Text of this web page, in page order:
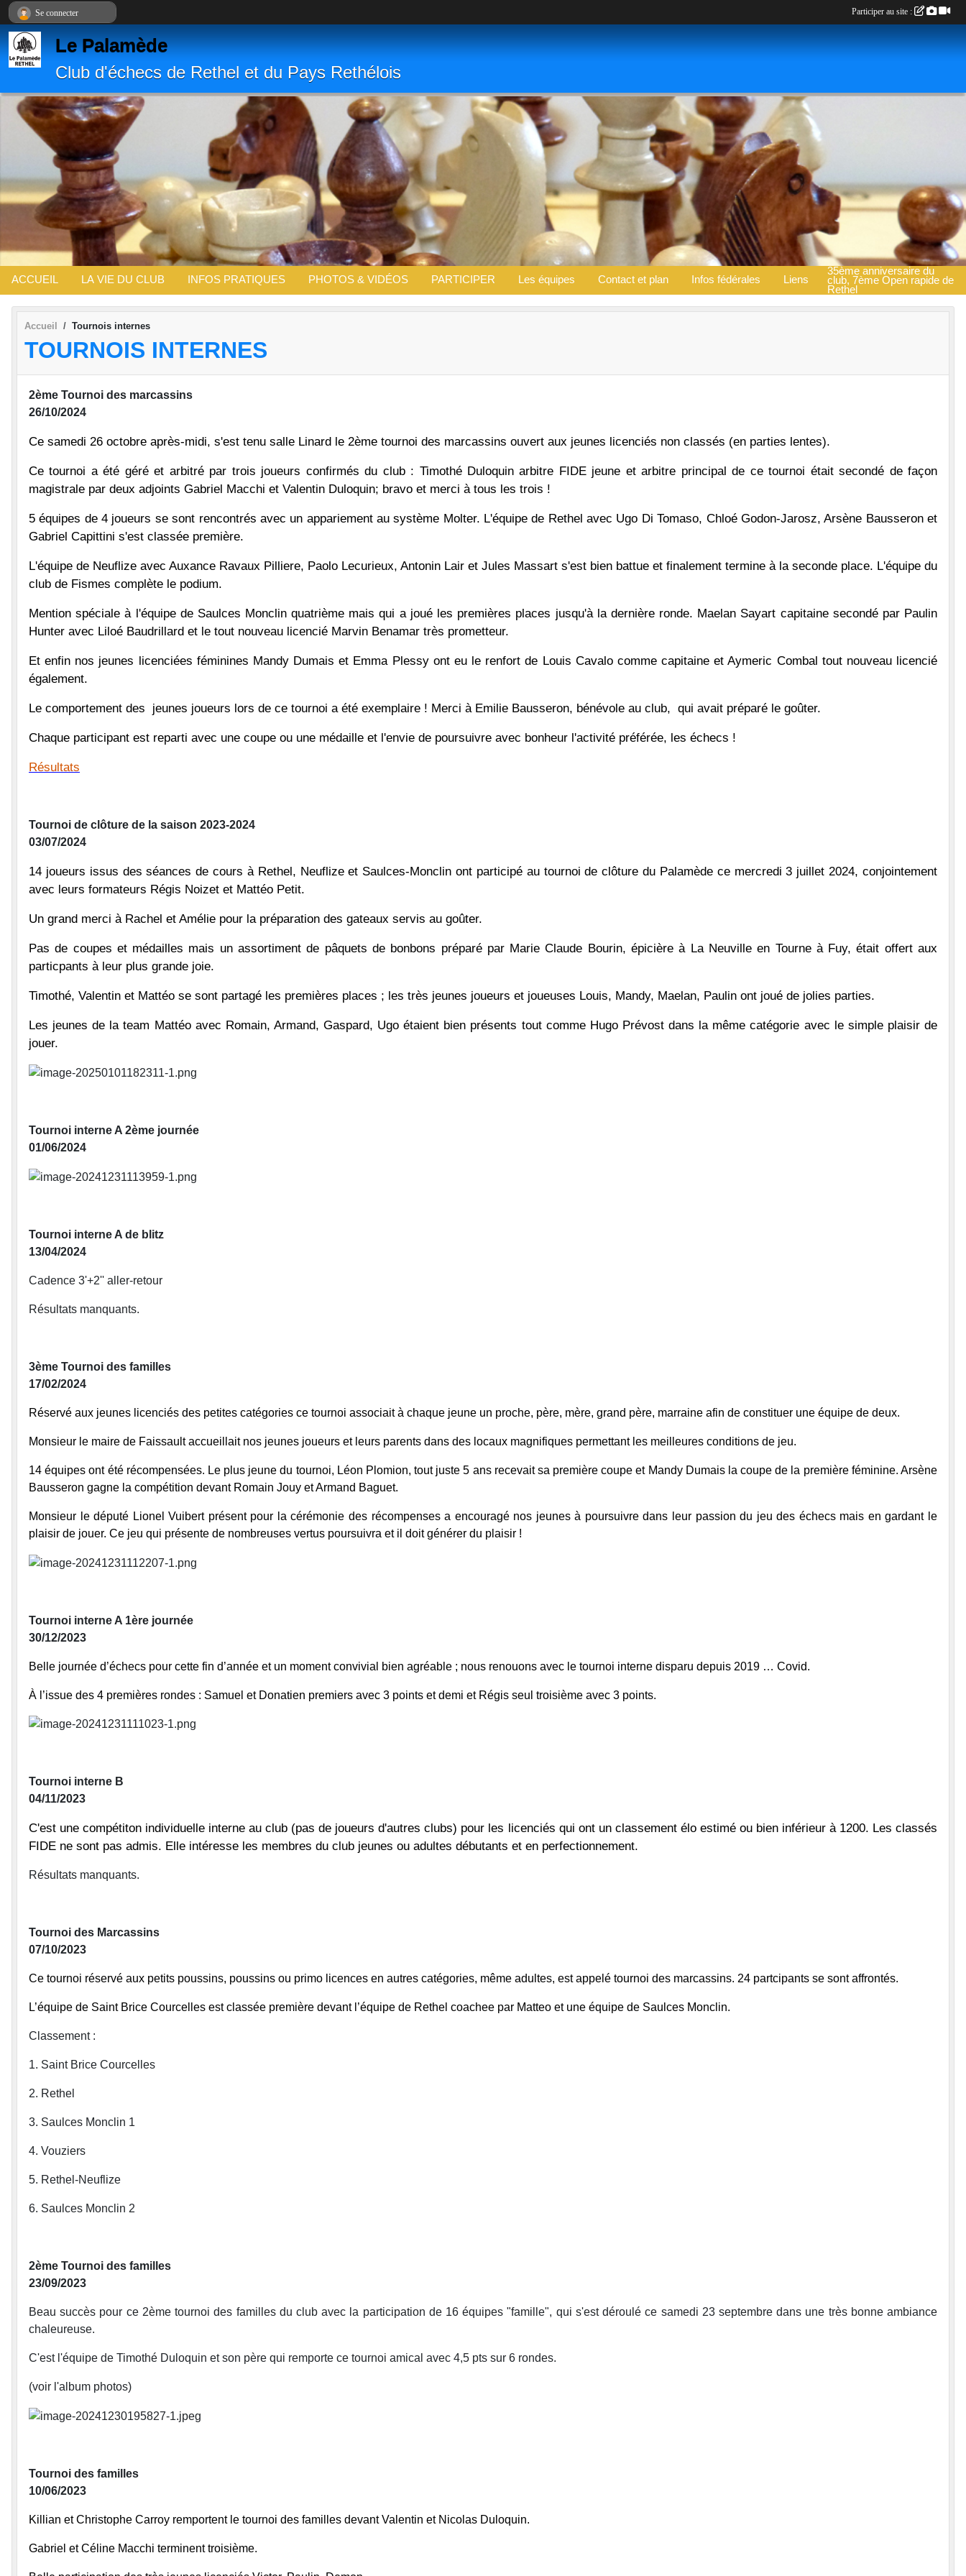
Le Palamède
Club d'échecs de Rethel et du Pays Rethélois
ACCUEIL LA VIE DU CLUB INFOS PRATIQUES PHOTOS & VIDÉOS PARTICIPER Les équipes Contact et plan Infos fédérales Liens
35ème anniversaire du
club, 7ème Open rapide de
Rethel
Accueil Tournois internes
TOURNOIS INTERNES
2ème Tournoi des marcassins
26/10/2024
Ce samedi 26 octobre après-midi, s'est tenu salle Linard le 2ème tournoi des marcassins ouvert aux jeunes licenciés non classés (en parties lentes).
Ce tournoi a été géré et arbitré par trois joueurs confirmés du club : Timothé Duloquin arbitre FIDE jeune et arbitre principal de ce tournoi était secondé de façon
magistrale par deux adjoints Gabriel Macchi et Valentin Duloquin; bravo et merci à tous les trois !
5 équipes de 4 joueurs se sont rencontrés avec un appariement au système Molter. L'équipe de Rethel avec Ugo Di Tomaso, Chloé Godon-Jarosz, Arsène Bausseron et
Gabriel Capittini s'est classée première.
L'équipe de Neuflize avec Auxance Ravaux Pilliere, Paolo Lecurieux, Antonin Lair et Jules Massart s'est bien battue et finalement termine à la seconde place. L'équipe du
club de Fismes complète le podium.
Mention spéciale à l'équipe de Saulces Monclin quatrième mais qui a joué les premières places jusqu'à la dernière ronde. Maelan Sayart capitaine secondé par Paulin
Hunter avec Liloé Baudrillard et le tout nouveau licencié Marvin Benamar très prometteur.
Et enfin nos jeunes licenciées féminines Mandy Dumais et Emma Plessy ont eu le renfort de Louis Cavalo comme capitaine et Aymeric Combal tout nouveau licencié
également.
Le comportement des jeunes joueurs lors de ce tournoi a été exemplaire ! Merci à Emilie Bausseron, bénévole au club, qui avait préparé le goûter.
Chaque participant est reparti avec une coupe ou une médaille et l'envie de poursuivre avec bonheur l'activité préférée, les échecs !
Résultats
Tournoi de clôture de la saison 2023-2024
03/07/2024
14 joueurs issus des séances de cours à Rethel, Neuflize et Saulces-Monclin ont participé au tournoi de clôture du Palamède ce mercredi 3 juillet 2024, conjointement
avec leurs formateurs Régis Noizet et Mattéo Petit.
Un grand merci à Rachel et Amélie pour la préparation des gateaux servis au goûter.
Pas de coupes et médailles mais un assortiment de pâquets de bonbons préparé par Marie Claude Bourin, épicière à La Neuville en Tourne à Fuy, était offert aux
particpants à leur plus grande joie.
Timothé, Valentin et Mattéo se sont partagé les premières places ; les très jeunes joueurs et joueuses Louis, Mandy, Maelan, Paulin ont joué de jolies parties.
Les jeunes de la team Mattéo avec Romain, Armand, Gaspard, Ugo étaient bien présents tout comme Hugo Prévost dans la même catégorie avec le simple plaisir de
jouer.
Tournoi interne A 2ème journée
01/06/2024
Tournoi interne A de blitz
13/04/2024
Cadence 3'+2'' aller-retour
Résultats manquants.
3ème Tournoi des familles
17/02/2024
Réservé aux jeunes licenciés des petites catégories ce tournoi associait à chaque jeune un proche, père, mère, grand père, marraine afin de constituer une équipe de deux.
Monsieur le maire de Faissault accueillait nos jeunes joueurs et leurs parents dans des locaux magnifiques permettant les meilleures conditions de jeu.
14 équipes ont été récompensées. Le plus jeune du tournoi, Léon Plomion, tout juste 5 ans recevait sa première coupe et Mandy Dumais la coupe de la première féminine. Arsène
Bausseron gagne la compétition devant Romain Jouy et Armand Baguet.
Monsieur le député Lionel Vuibert présent pour la cérémonie des récompenses a encouragé nos jeunes à poursuivre dans leur passion du jeu des échecs mais en gardant le
plaisir de jouer. Ce jeu qui présente de nombreuses vertus poursuivra et il doit générer du plaisir !
Tournoi interne A 1ère journée
30/12/2023
Belle journée d’échecs pour cette fin d’année et un moment convivial bien agréable ; nous renouons avec le tournoi interne disparu depuis 2019 … Covid.
À l’issue des 4 premières rondes : Samuel et Donatien premiers avec 3 points et demi et Régis seul troisième avec 3 points.
Tournoi interne B
04/11/2023
C'est une compétiton individuelle interne au club (pas de joueurs d'autres clubs) pour les licenciés qui ont un classement élo estimé ou bien inférieur à 1200. Les classés
FIDE ne sont pas admis. Elle intéresse les membres du club jeunes ou adultes débutants et en perfectionnement.
Résultats manquants.
Tournoi des Marcassins
07/10/2023
Ce tournoi réservé aux petits poussins, poussins ou primo licences en autres catégories, même adultes, est appelé tournoi des marcassins. 24 partcipants se sont affrontés.
L’équipe de Saint Brice Courcelles est classée première devant l’équipe de Rethel coachee par Matteo et une équipe de Saulces Monclin.
Classement :
1. Saint Brice Courcelles
2. Rethel
3. Saulces Monclin 1
4. Vouziers
5. Rethel-Neuflize
6. Saulces Monclin 2
2ème Tournoi des familles
23/09/2023
Beau succès pour ce 2ème tournoi des familles du club avec la participation de 16 équipes "famille", qui s'est déroulé ce samedi 23 septembre dans une très bonne ambiance
chaleureuse.
C'est l'équipe de Timothé Duloquin et son père qui remporte ce tournoi amical avec 4,5 pts sur 6 rondes.
(voir l'album photos)
Tournoi des familles
10/06/2023
Killian et Christophe Carroy remportent le tournoi des familles devant Valentin et Nicolas Duloquin.
Gabriel et Céline Macchi terminent troisième.
Se connecter Participer au site :
Panneau de gestion des cookies